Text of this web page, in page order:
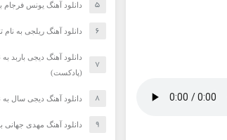
دانلود آهنگ یونس
دانلود آهنگ ریلجی به نام
(پادکست)
دانلود آهنگ دیجی سال به نام
دانلود آهنگ مهدی جهانی